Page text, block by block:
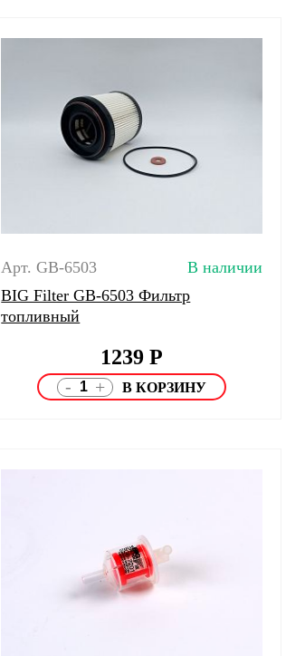
Арт. GB-6503
В наличии
BIG Filter GB-6503 Фильтр
топливный
1239Р
- +